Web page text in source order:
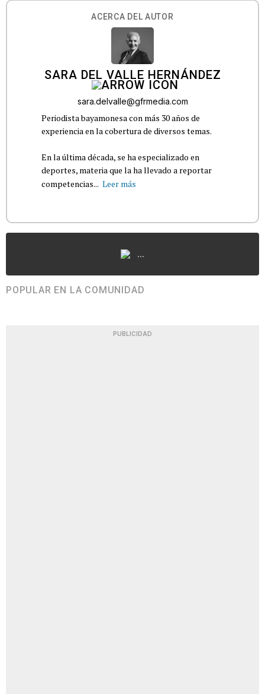
ACERCA DEL AUTOR
SARA DEL VALLE HERNÁNDEZ
sara.delvalle@gfrmedia.com
Periodista bayamonesa con más 30 años de
experiencia en la cobertura de diversos temas.
En la última década, se ha especializado en
deportes, materia que la ha llevado a reportar
competencias... Leer más
...
POPULAR EN LA COMUNIDAD
PUBLICIDAD